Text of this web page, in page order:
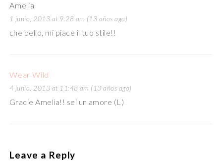
Amelia
1 junio, 2013 at 9:28 am (13 años ago)
che bello, mi piace il tuo stile!!
Wear Wild
4 junio, 2013 at 11:48 am (13 años ago)
Gracie Amelia!! sei un amore (L)
Leave a Reply